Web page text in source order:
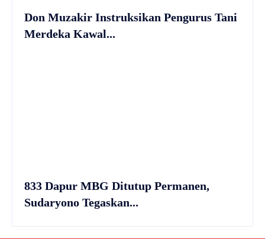
Don Muzakir Instruksikan Pengurus Tani
Merdeka Kawal...
833 Dapur MBG Ditutup Permanen,
Sudaryono Tegaskan...